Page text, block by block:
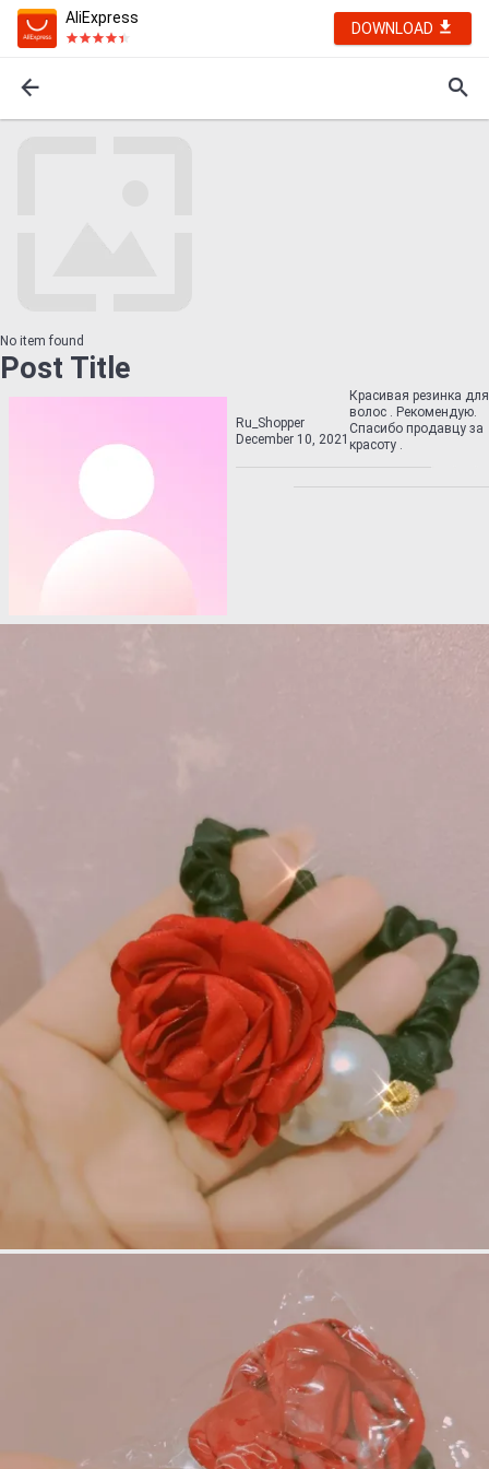
AliExpress
DOWNLOAD
No item found
Post Title
Ru_Shopper
December 10, 2021
Красивая резинка для
волос . Рекомендую.
Спасибо продавцу за
красоту .                                